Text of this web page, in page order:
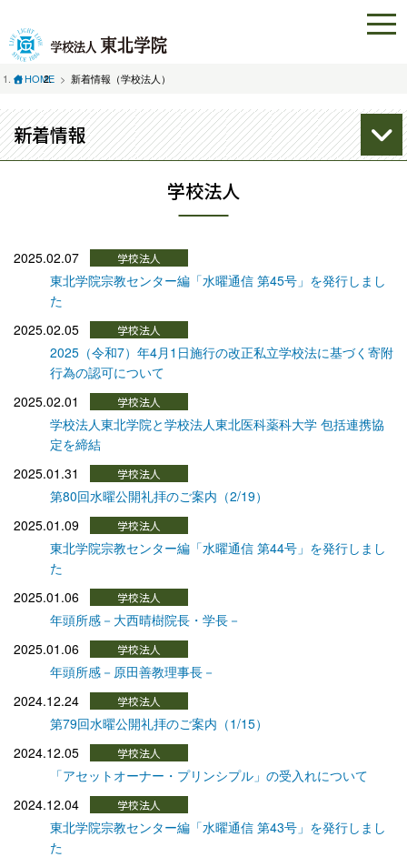
HOME 新着情報（学校法人）
新着情報
学校法人
2025.02.07
東北学院宗教センター編「水曜通信 第45号」を発行しまし
た
2025.02.05
2025（令和7）年4月1日施行の改正私立学校法に基づく寄附
行為の認可について
2025.02.01
学校法人東北学院と学校法人東北医科薬科大学 包括連携協
定を締結
2025.01.31
第80回水曜公開礼拝のご案内（2/19）
2025.01.09
東北学院宗教センター編「水曜通信 第44号」を発行しまし
た
2025.01.06
年頭所感－大西晴樹院長・学長－
2025.01.06
年頭所感－原田善教理事長－
2024.12.24
第79回水曜公開礼拝のご案内（1/15）
2024.12.05
「アセットオーナー・プリンシプル」の受入れについて
2024.12.04
東北学院宗教センター編「水曜通信 第43号」を発行しまし
た